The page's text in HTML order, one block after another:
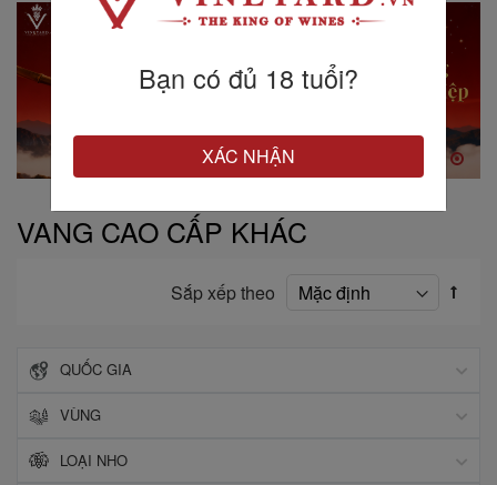
VANG CAO CẤP KHÁC
Sắp xếp theo
QUỐC GIA
VÙNG
LOẠI NHO
Bạn có đủ 18 tuổi?
XÁC NHẬN